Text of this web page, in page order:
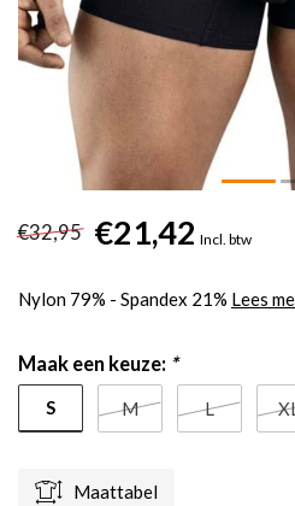
€32,95 €21,42 Incl. btw
Nylon 79% - Spandex 21% Lees
Maak een keuze: *
S M L
Maattabel